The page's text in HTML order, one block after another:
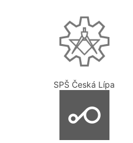
SPŠ Česká Lípa